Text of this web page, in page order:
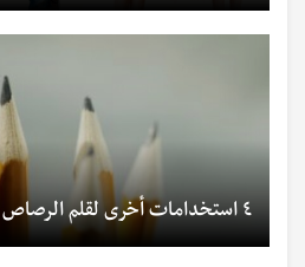
٤ استخدامات أخرى لقلم الرصاص غير الكتابة!